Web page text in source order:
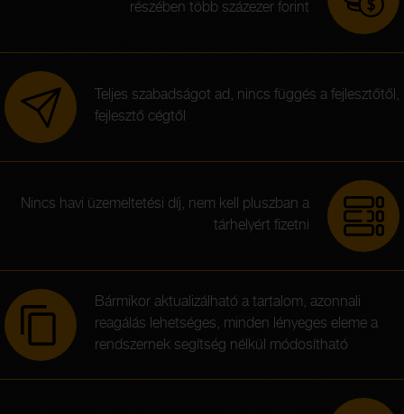
részében több százezer forint
Teljes szabadságot ad, nincs függés a fejlesztőtől,
fejlesztő cégtől
Nincs havi üzemeltetési díj, nem kell pluszban a
tárhelyért fizetni
Bármikor aktualizálható a tartalom, azonnali
reagálás lehetséges, minden lényeges eleme a
rendszernek segítség nélkül módosítható